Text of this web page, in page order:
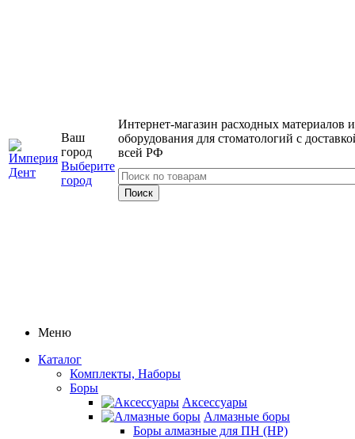
Ваш
город
Выберите
город
Интернет-магазин расходных материалов и
оборудования для стоматологий с
всей РФ
Меню
Каталог
Комплекты, Наборы
Боры
Аксессуары
Алмазные боры
Боры алмазные для ПН (HP)